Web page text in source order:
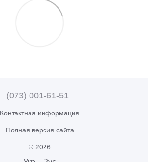
(073) 001-61-51
Контактная информация
Полная версия сайта
© 2026